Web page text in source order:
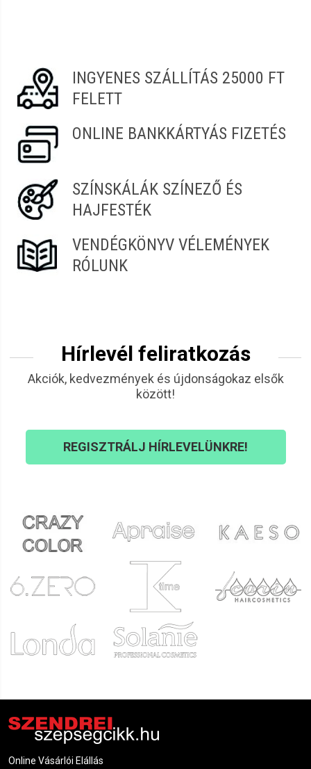
Edit 2022.07.21. 07:14
Nikolett 2022.04.05. 12:22
INGYENES SZÁLLÍTÁS 25000 FT
FELETT
ONLINE BANKKÁRTYÁS FIZETÉS
SZÍNSKÁLÁK SZÍNEZŐ ÉS
HAJFESTÉK
VENDÉGKÖNYV VÉLEMÉNYEK
RÓLUNK
Hírlevél feliratkozás
Akciók, kedvezmények és újdonságokaz elsők
között!
REGISZTRÁLJ HÍRLEVELÜNKRE!
Online Vásárlói Elállás